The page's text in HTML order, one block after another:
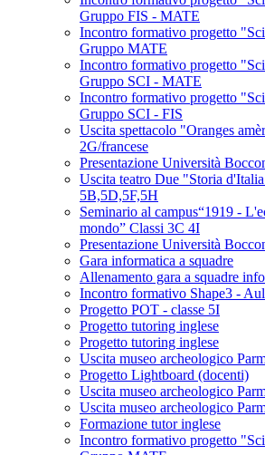
Gruppo FIS - MATE
Incontro formativo progetto
Gruppo MATE
Incontro formativo progetto
Gruppo SCI - MATE
Incontro formativo progetto
Gruppo SCI - FIS
Uscita spettacolo "Oranges
2G/francese
Presentazione Università
Uscita teatro Due "Storia
5B,5D,5F,5H
Seminario al campus“1919 -
mondo” Classi 3C 4I
Presentazione Università
Gara informatica a squadre
Allenamento gara a squadre
Incontro formativo Shape3 -
Progetto POT - classe 5I
Progetto tutoring inglese
Progetto tutoring inglese
Uscita museo archeologico
Progetto Lightboard (docenti)
Uscita museo archeologico
Uscita museo archeologico
Formazione tutor inglese
Incontro formativo progetto